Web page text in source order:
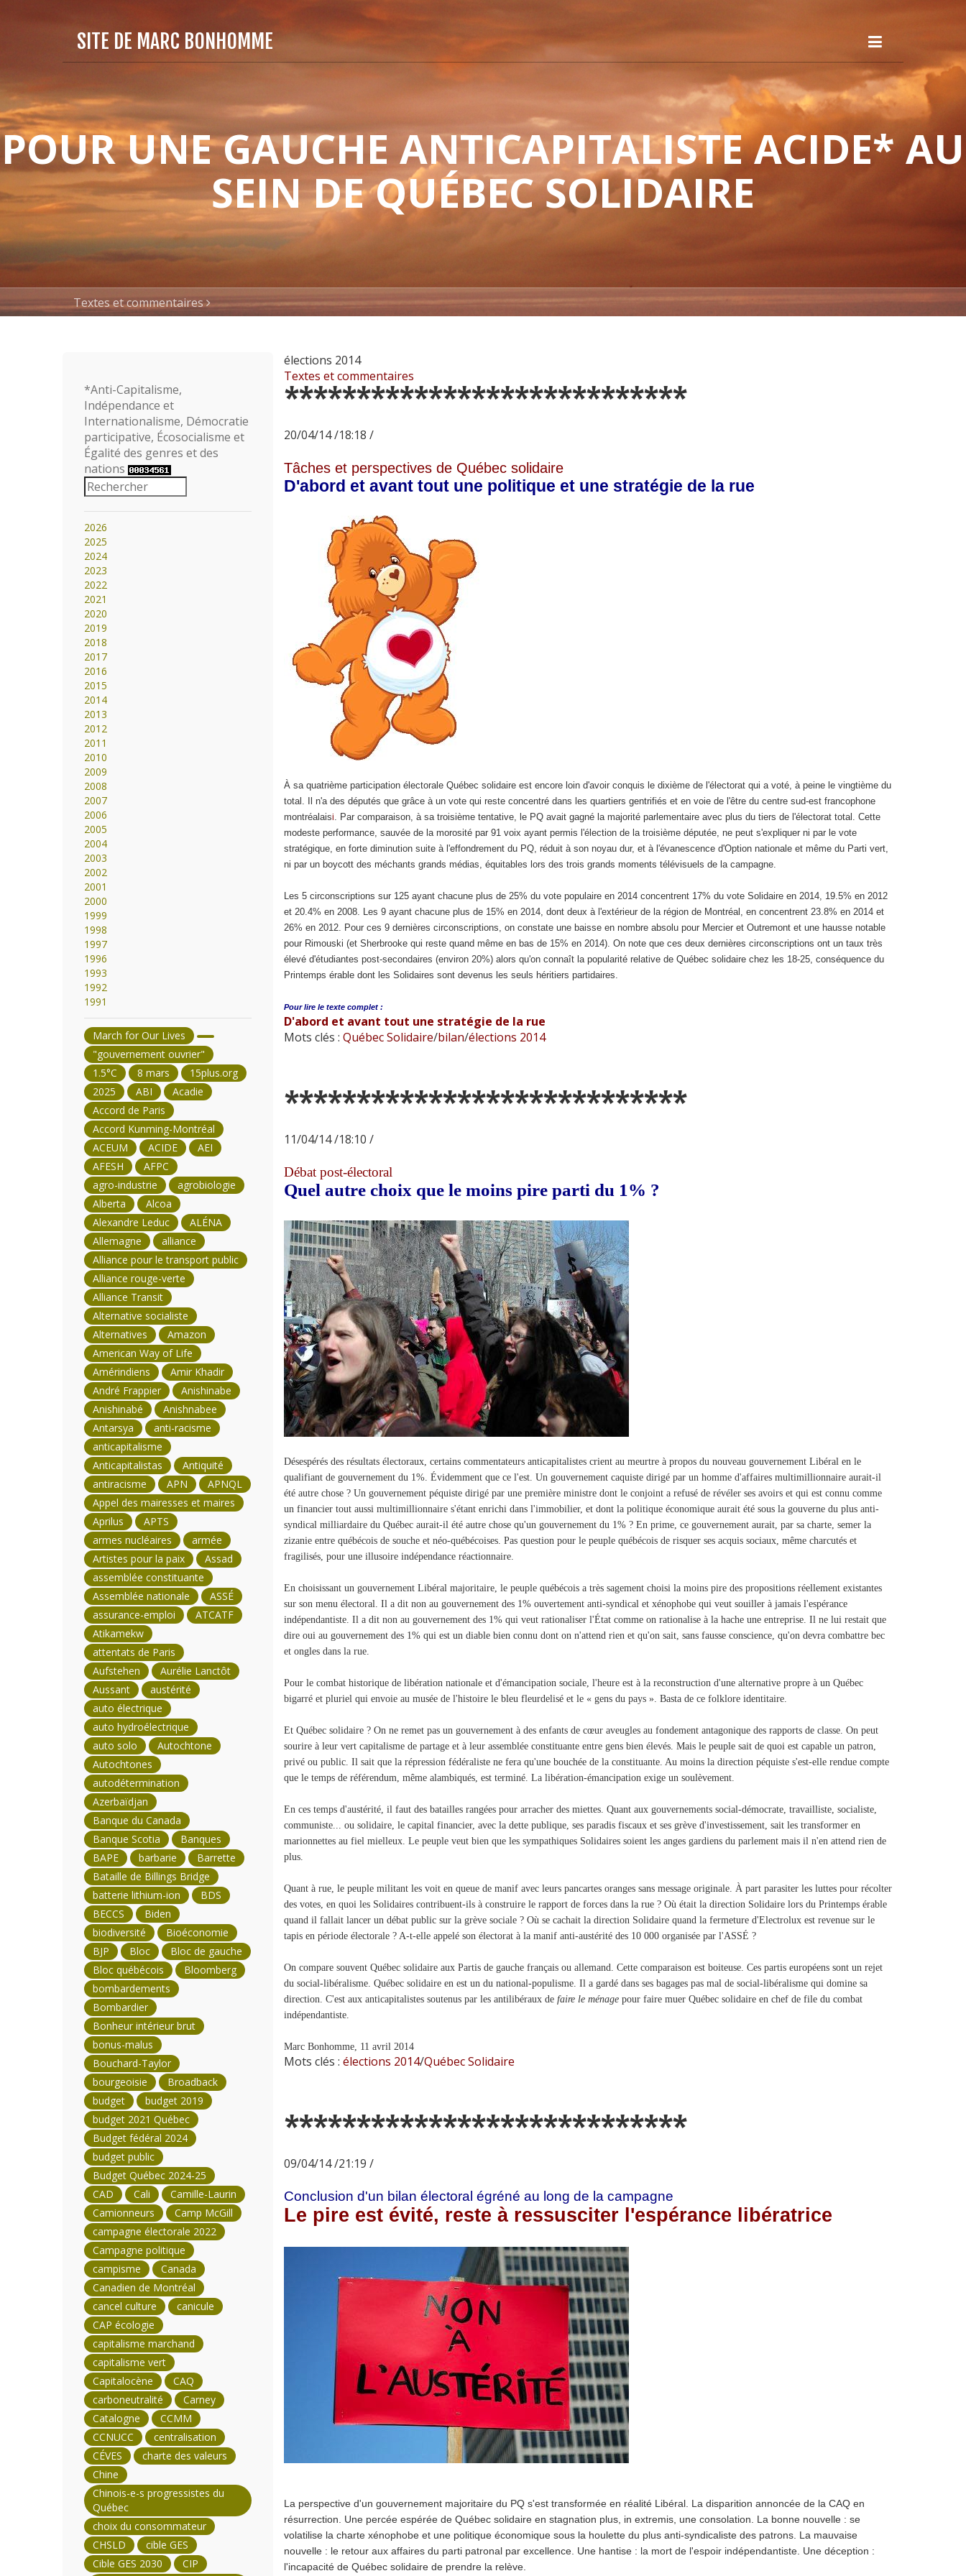
SITE DE MARC BONHOMME
POUR UNE GAUCHE ANTICAPITALISTE ACIDE* AU
SEIN DE QUÉBEC SOLIDAIRE
Textes et commentaires
élections 2014
Textes et commentaires
****************************
20/04/14 /18:18 /
Tâches et perspectives de Québec solidaire
D'abord et avant tout une politique et une stratégie de la rue
À sa quatrième participation électorale Québec solidaire est encore loin d'avoir conquis le dixième de l'électorat qui a voté, à peine le vingtième du
total. Il n'a des députés que grâce à un vote qui reste concentré dans les quartiers gentrifiés et en voie de l'être du centre sud-est francophone
montréalaisi. Par comparaison, à sa troisième tentative, le PQ avait gagné la majorité parlementaire avec plus du tiers de l'électorat total. Cette
modeste performance, sauvée de la morosité par 91 voix ayant permis l'élection de la troisième députée, ne peut s'expliquer ni par le vote
stratégique, en forte diminution suite à l'effondrement du PQ, réduit à son noyau dur, et à l'évanescence d'Option nationale et même du Parti vert,
ni par un boycott des méchants grands médias, équitables lors des trois grands moments télévisuels de la campagne.
Les 5 circonscriptions sur 125 ayant chacune plus de 25% du vote populaire en 2014 concentrent 17% du vote Solidaire en 2014, 19.5% en 2012
et 20.4% en 2008. Les 9 ayant chacune plus de 15% en 2014, dont deux à l'extérieur de la région de Montréal, en concentrent 23.8% en 2014 et
26% en 2012. Pour ces 9 dernières circonscriptions, on constate une baisse en nombre absolu pour Mercier et Outremont et une hausse notable
pour Rimouski (et Sherbrooke qui reste quand même en bas de 15% en 2014). On note que ces deux dernières circonscriptions ont un taux très
élevé d'étudiantes post-secondaires (environ 20%) alors qu'on connaît la popularité relative de Québec solidaire chez les 18-25, conséquence du
Printemps érable dont les Solidaires sont devenus les seuls héritiers partidaires.
Pour lire le texte complet :
D'abord et avant tout une stratégie de la rue
Mots clés : Québec Solidaire/bilan/élections 2014
****************************
11/04/14 /18:10 /
Débat post-électoral
Quel autre choix que le moins pire parti du 1% ?
Désespérés des résultats électoraux, certains commentateurs anticapitalistes crient au meurtre à propos du nouveau gouvernement Libéral en le
qualifiant de gouvernement du 1%. Évidemment que ce l'est. Un gouvernement caquiste dirigé par un homme d'affaires multimillionnaire aurait-il
été autre chose ? Un gouvernement péquiste dirigé par une première ministre dont le conjoint a refusé de révéler ses avoirs et qui est connu comme
un financier tout aussi multimillionnaire s'étant enrichi dans l'immobilier, et dont la politique économique aurait été sous la gouverne du plus anti-
syndical milliardaire du Québec aurait-il été autre chose qu'un gouvernement du 1% ? En prime, ce gouvernement aurait, par sa charte, semer la
zizanie entre québécois de souche et néo-québécoises. Pas question pour le peuple québécois de risquer ses acquis sociaux, même charcutés et
fragilisés, pour une illusoire indépendance réactionnaire.
En choisissant un gouvernement Libéral majoritaire, le peuple québécois a très sagement choisi la moins pire des propositions réellement existantes
sur son menu électoral. Il a dit non au gouvernement des 1% ouvertement anti-syndical et xénophobe qui veut souiller à jamais l'espérance
indépendantiste. Il a dit non au gouvernement des 1% qui veut rationaliser l'État comme on rationalise à la hache une entreprise. Il ne lui restait que
dire oui au gouvernement des 1% qui est un diable bien connu dont on n'attend rien et qu'on sait, sans fausse conscience, qu'on devra combattre bec
et ongles dans la rue.
Pour le combat historique de libération nationale et d'émancipation sociale, l'heure est à la reconstruction d'une alternative propre à un Québec
bigarré et pluriel qui envoie au musée de l'histoire le bleu fleurdelisé et le « gens du pays ». Basta de ce folklore identitaire.
Et Québec solidaire ? On ne remet pas un gouvernement à des enfants de cœur aveugles au fondement antagonique des rapports de classe. On peut
sourire à leur vert capitalisme de partage et à leur assemblée constituante entre gens bien élevés. Mais le peuple sait de quoi est capable un patron,
privé ou public. Il sait que la répression fédéraliste ne fera qu'une bouchée de la constituante. Au moins la direction péquiste s'est-elle rendue compte
que le temps de référendum, même alambiqués, est terminé. La libération-émancipation exige un soulèvement.
En ces temps d'austérité, il faut des batailles rangées pour arracher des miettes. Quant aux gouvernements social-démocrate, travailliste, socialiste,
communiste... ou solidaire, le capital financier, avec la dette publique, ses paradis fiscaux et ses grève d'investissement, sait les transformer en
marionnettes au fiel mielleux. Le peuple veut bien que les sympathiques Solidaires soient les anges gardiens du parlement mais il n'en attend rien de
plus.
Quant à rue, le peuple militant les voit en queue de manif avec leurs pancartes oranges sans message originale. À part parasiter les luttes pour récolter
des votes, en quoi les Solidaires contribuent-ils à construire le rapport de forces dans la rue ? Où était la direction Solidaire lors du Printemps érable
quand il fallait lancer un débat public sur la grève sociale ? Où se cachait la direction Solidaire quand la fermeture d'Electrolux est revenue sur le
tapis en période électorale ? A-t-elle appelé son électorat à la manif anti-austérité des 10 000 organisée par l'ASSÉ ?
On compare souvent Québec solidaire aux Partis de gauche français ou allemand. Cette comparaison est boiteuse. Ces partis européens sont un rejet
du social-libéralisme. Québec solidaire en est un du national-populisme. Il a gardé dans ses bagages pas mal de social-libéralisme qui domine sa
direction. C'est aux anticapitalistes soutenus par les antilibéraux de faire le ménagepour faire muer Québec solidaire en chef de file du combat
indépendantiste.
Marc Bonhomme, 11 avril 2014
Mots clés : élections 2014/Québec Solidaire
****************************
09/04/14 /21:19 /
Conclusion d'un bilan électoral égréné au long de la campagne
Le pire est évité, reste à ressusciter l'espérance libératrice
La perspective d'un gouvernement majoritaire du PQ s'est transformée en réalité Libéral. La disparition annoncée de la CAQ en
résurrection. Une percée espérée de Québec solidaire en stagnation plus, in extremis, une consolation. La bonne nouvelle : se
volatilise la charte xénophobe et une politique économique sous la houlette du plus anti-syndicaliste des patrons. La mauvaise
nouvelle : le retour aux affaires du parti patronal par excellence. Une hantise : la mort de l'espoir indépendantiste. Une déception :
l'incapacité de Québec solidaire de prendre la relève.
*Anti-Capitalisme,
Indépendance et
Internationalisme, Démocratie
participative, Écosocialisme et
Égalité des genres et des
nations
2026
2025
2024
2023
2022
2021
2020
2019
2018
2017
2016
2015
2014
2013
2012
2011
2010
2009
2008
2007
2006
2005
2004
2003
2002
2001
2000
1999
1998
1997
1996
1993
1992
1991
March for Our Lives
"gouvernement ouvrier"
1.5°C
8 mars
15plus.org
2025
ABI
Acadie
Accord de Paris
Accord Kunming-Montréal
ACEUM
ACIDE
AEI
AFESH
AFPC
agro-industrie
agrobiologie
Alberta
Alcoa
Alexandre Leduc
ALÉNA
Allemagne
alliance
Alliance pour le transport public
Alliance rouge-verte
Alliance Transit
Alternative socialiste
Alternatives
Amazon
American Way of Life
Amérindiens
Amir Khadir
André Frappier
Anishinabe
Anishinabé
Anishnabee
Antarsya
anti-racisme
anticapitalisme
Anticapitalistas
Antiquité
antiracisme
APN
APNQL
Appel des mairesses et maires
Aprilus
APTS
armes nucléaires
armée
Artistes pour la paix
Assad
assemblée constituante
Assemblée nationale
ASSÉ
assurance-emploi
ATCATF
Atikamekw
attentats de Paris
Aufstehen
Aurélie Lanctôt
Aussant
austérité
auto électrique
auto hydroélectrique
auto solo
Autochtone
Autochtones
autodétermination
Azerbaïdjan
Banque du Canada
Banque Scotia
Banques
BAPE
barbarie
Barrette
Bataille de Billings Bridge
batterie lithium-ion
BDS
BECCS
Biden
biodiversité
Bioéconomie
BJP
Bloc
Bloc de gauche
Bloc québécois
Bloomberg
bombardements
Bombardier
Bonheur intérieur brut
bonus-malus
Bouchard-Taylor
bourgeoisie
Broadback
budget
budget 2019
budget 2021 Québec
Budget fédéral 2024
budget public
Budget Québec 2024-25
CAD
Cali
Camille-Laurin
Camionneurs
Camp McGill
campagne électorale 2022
Campagne politique
campisme
Canada
Canadien de Montréal
cancel culture
canicule
CAP écologie
capitalisme marchand
capitalisme vert
Capitalocène
CAQ
carboneutralité
Carney
Catalogne
CCMM
CCNUCC
centralisation
CÉVES
charte des valeurs
Chine
Chinois-e-s progressistes du
Québec
choix du consommateur
CHSLD
cible GES
Cible GES 2030
CIP